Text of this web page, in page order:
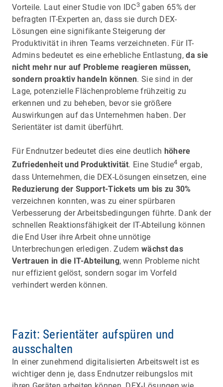
Vorteile. Laut einer Studie von IDC3gaben 65% der
befragten IT-Experten an, dass sie durch DEX-
Lösungen eine signifikante Steigerung der
Produktivität in ihren Teams verzeichneten. Für IT-
Admins bedeutet es eine erhebliche Entlastung,da sie
nicht mehr nur auf Probleme reagieren müssen,
sondern proaktiv handeln können. Sie sind in der
Lage, potenzielle Flächenprobleme frühzeitig zu
erkennen und zu beheben, bevor sie größere
Auswirkungen auf das Unternehmen haben. Der
Serientäter ist damit überführt.
Für Endnutzer bedeutet dies eine deutlich höhere
Zufriedenheit und Produktivität. Eine Studie4 ergab,
dass Unternehmen, die DEX-Lösungen einsetzen, eine
Reduzierung der Support-Tickets um bis zu 30%
verzeichnen konnten, was zu einer spürbaren
Verbesserung der Arbeitsbedingungen führte. Dank der
schnellen Reaktionsfähigkeit der IT-Abteilung können
die End User ihre Arbeit ohne unnötige
Unterbrechungen erledigen. Zudemwächst das
Vertrauen in die IT-Abteilung, wenn Probleme nicht
nur effizient gelöst, sondern sogar im Vorfeld
verhindert werden können.
Fazit: Serientäter aufspüren und
ausschalten
In einer zunehmend digitalisierten Arbeitswelt ist es
wichtiger denn je, dass Endnutzer reibungslos mit